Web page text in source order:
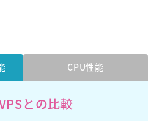
CPU性能
との比較